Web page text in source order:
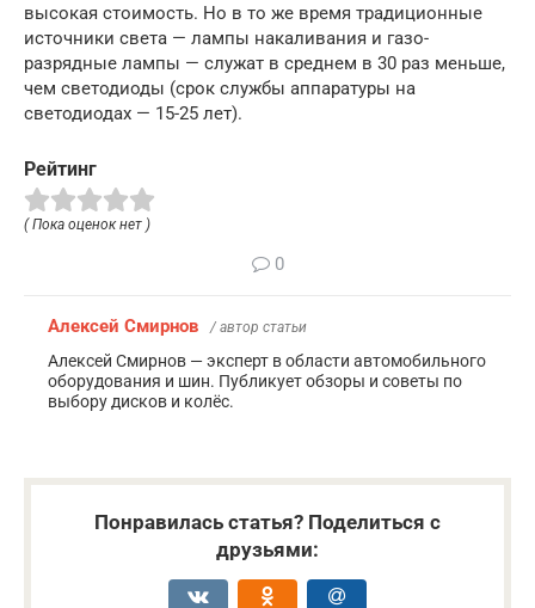
высокая стоимость. Но в то же время традиционные
источники света — лампы накаливания и газо­
разрядные лампы — служат в среднем в 30 раз меньше,
чем светодиоды (срок службы аппаратуры на
светодиодах — 15-25 лет).
Рейтинг
( Пока оценок нет )
0
Алексей Смирнов / автор статьи
Алексей Смирнов — эксперт в области автомобильного
оборудования и шин. Публикует обзоры и советы по
выбору дисков и колёс.
Понравилась статья? Поделиться с
друзьями: